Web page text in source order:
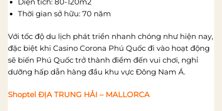
Diện tích: 80-120m2
Thời gian sở hữu: 70 năm
Với tốc độ du lịch phát triển nhanh chóng như hiện nay,
đặc biệt khi Casino Corona Phú Quốc đi vào hoạt động
sẽ biến Phú Quốc trở thành điểm đến vui chơi, nghỉ
dưỡng hấp dẫn hàng đầu khu vực Đông Nam Á.
Shoptel ĐỊA TRUNG HẢI – MALLORCA